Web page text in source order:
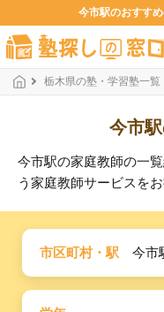
今市駅のおすす
栃木県の塾・学習塾一覧
今市
今市駅の家庭教師の一
う家庭教師サービスをお
市区町村・駅 今市